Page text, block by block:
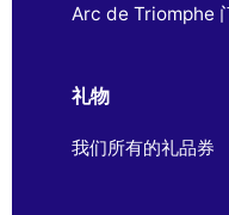
Arc de Triomphe
礼物
我们所有的礼品券